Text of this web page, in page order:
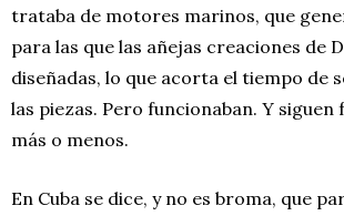
trataba de motores marinos, que
para las que las añejas creaciones de
diseñadas, lo que acorta el tiempo de
las piezas. Pero funcionaban. Y siguen
más o menos.
En Cuba se dice, y no es broma, que